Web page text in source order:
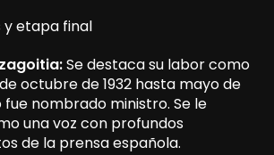
y etapa final
Se destaca su labor como
octubre de 1932 hasta mayo de
fue nombrado ministro. Se le
una voz con profundos
de la prensa española.